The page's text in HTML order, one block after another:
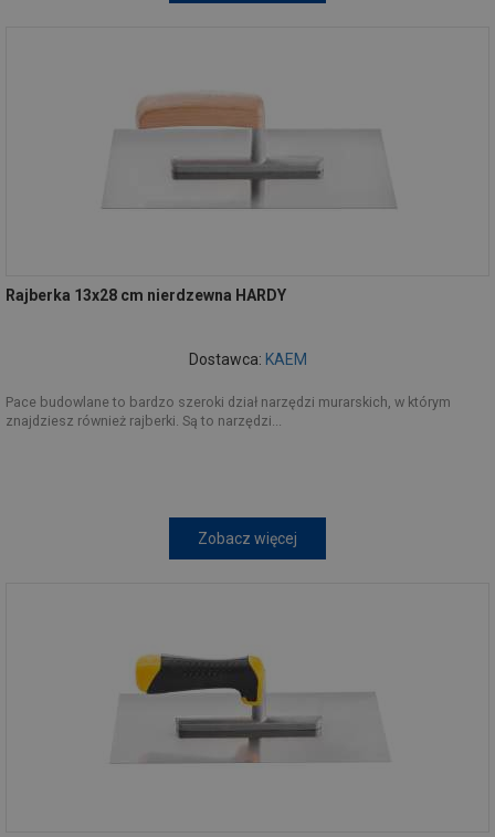
Rajberka 13x28 cm nierdzewna HARDY
Dostawca: KAEM
Pace budowlane to bardzo szeroki dział narzędzi murarskich, w którym
znajdziesz również rajberki. Są to narzędzi...
Zobacz więcej